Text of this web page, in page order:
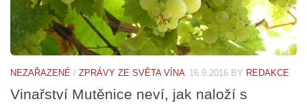
NEZAŘAZENÉ / ZPRÁVY ZE SVĚTA VÍNA 16.9.2016 BY REDAKCE
Vinařství Mutěnice neví, jak naloží s